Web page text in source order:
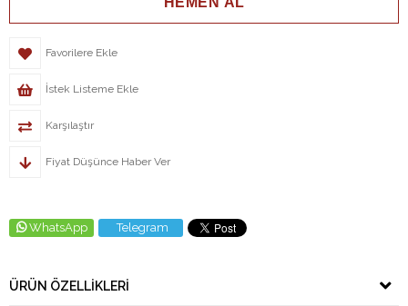
Favorilere Ekle
İstek Listeme Ekle
Karşılaştır
Fiyat Düşünce Haber Ver
WhatsApp Telegram
ÜRÜN ÖZELLIKLERI